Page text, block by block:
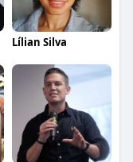
Lílian Silva